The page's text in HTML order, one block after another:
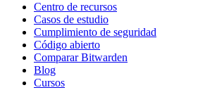
Centro de recursos
Casos de estudio
Cumplimiento de seguridad
Código abierto
Comparar Bitwarden
Blog
Cursos